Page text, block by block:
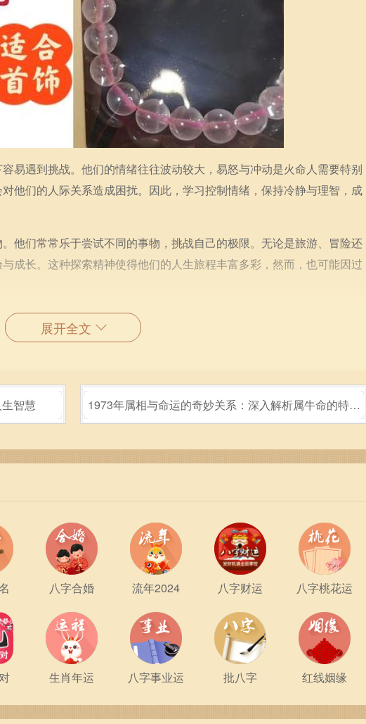
易遇到挑战。他们的情绪往往波动较大，易怒与冲动是火命人需要特别
他们的人际关系造成困扰。因此，学习控制情绪，保持冷静与理智，成
他们常常乐于尝试不同的事物，挑战自己的极限。无论是旅游、冒险还
成长。这种探索精神使得他们的人生旅程丰富多彩，然而，也可能因过
度，通常能够迅速识别并把握机会。他们擅长团队合作，能以其感染力
火命人也应注意在追逐成功的过程中，不要忽视内心的感受和人际关系
情。他们追求真爱，愿意为爱付出努力。然而，火命人因其性格的外向
紧张。在爱情中，火命人需学习保持独立性，双方共同成长才是维系爱
责任感与保护欲。他们愿意为家人提供最好的生活条件，将家庭视为心
与承诺，常常会努力营造一个温暖和谐的家庭环境。这一份对家人的爱
为性格上比较容易焦虑与激动，所以健康问题往往不容忽视。1977年出
放松方式，如瑜伽、冥想或是与朋友的聚会等。此外，从饮食上也要注
的健康状况。
，拥有无限的潜能与灵感。他们在浩瀚的人生旅途中，或许会遇到风
，便能够在各个领域大展拳脚。在追求梦想的同时，珍惜身边的人与
在追寻光明未来的过程中，定将用他们的热情与勇气照亮前行的道路。
耀眼的光彩！
展开全文
智慧 1973年属相与命运的奇妙关系：深入解析属牛命的特点
八字合婚 流年2024 八字财运 八字桃花运
生肖年运 八字事业运 批八字 红线姻缘